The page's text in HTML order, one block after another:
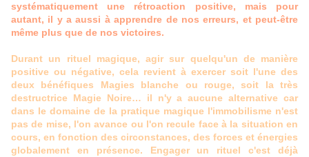
systématiquement une rétroaction positive, mais pour
autant, il y a aussi à apprendre de nos erreurs, et peut-être
même plus que de nos victoires.
Durant un rituel magique, agir sur quelqu'un de manière
positive ou négative, cela revient à exercer soit l'une des
deux bénéfiques Magies blanche ou rouge, soit la très
destructrice Magie Noire… il n'y a aucune alternative car
dans le domaine de la pratique magique l'immobilisme n'est
pas de mise, l'on avance ou l'on recule face à la situation en
cours, en fonction des circonstances, des forces et énergies
globalement en présence. Engager un rituel c'est déjà